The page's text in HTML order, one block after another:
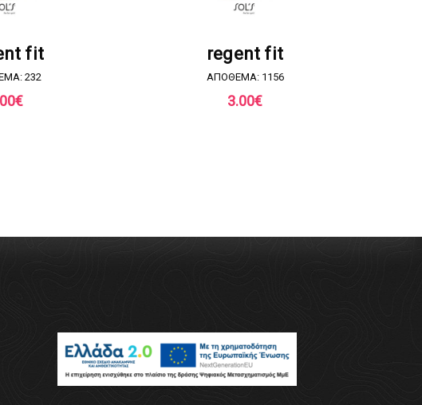
ΠΡΟΣΦΟΡΑ
fit
232
€
ΖΗΤΗΣΤΕ ΠΡΟΣΦΟΡΑ
regent fit
ΑΠΟΘΕΜΑ: 1156
3.00€